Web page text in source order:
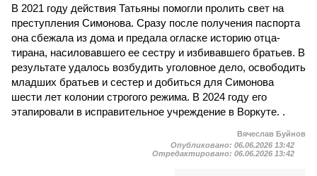
В 2021 году действия Татьяны помогли пролить свет на
преступления Симонова. Сразу после получения паспорта
она сбежала из дома и предала огласке историю отца-
тирана, насиловавшего ее сестру и избивавшего братьев. В
результате удалось возбудить уголовное дело, освободить
младших братьев и сестер и добиться для Симонова
шести лет колонии строгого режима. В 2024 году его
этапировали в исправительное учреждение в Воркуте. .
Вячеслав Буйнов
Опубликовано: 06.06.2026 13:42
Отредактировано: 06.06.2026 13:42